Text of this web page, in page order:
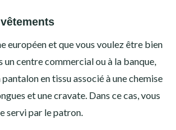
européen et que vous voulez être bien
un centre commercial ou à la banque,
en tissu associé à une chemise
et une cravate. Dans ce cas, vous
servi par le patron.